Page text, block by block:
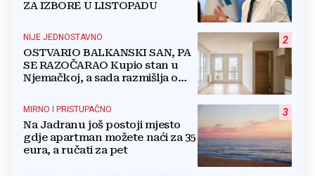
ZA IZBORE U LISTOPADU
2
NIJE JEDNOSTAVNO
OSTVARIO BALKANSKI SAN, PA
SE RAZOČARAO Kupio stan u
Njemačkoj, a sada razmišlja o
3
MIRNO I PRISTUPAČNO
Na Jadranu još postoji mjesto
gdje apartman možete naći za 35
eura, a ručati za pet